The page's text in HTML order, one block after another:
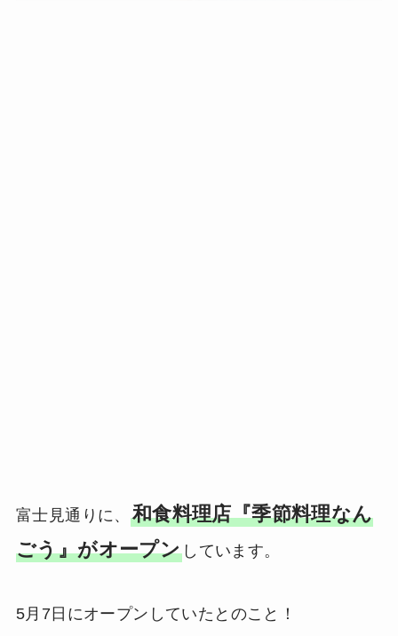
富士見通りに、 和食料理店『季節料理なん
ごう』がオープン しています。
5月7日にオープンしていたとのこと！